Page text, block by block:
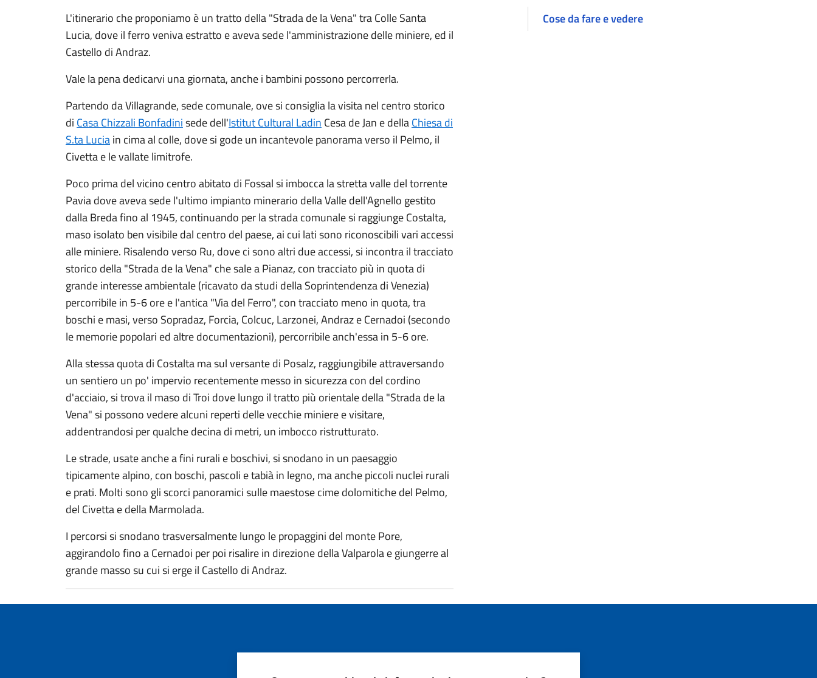
L'itinerario che proponiamo è un tratto della "Strada de la Vena" tra Colle Santa
Lucia, dove il ferro veniva estratto e aveva sede l'amministrazione delle miniere, ed il
Castello di Andraz.
Vale la pena dedicarvi una giornata, anche i bambini possono percorrerla.
Partendo da Villagrande, sede comunale, ove si consiglia la visita nel centro storico
di Casa Chizzali Bonfadinisede dell'Istitut Cultural Ladin Cesa de Jan e dellaChiesa di
S.ta Luciain cima al colle, dove si gode un incantevole panorama verso il Pelmo, il
Civetta e le vallate limitrofe.
Poco prima del vicino centro abitato di Fossal si imbocca la stretta valle del torrente
Pavia dove aveva sede l'ultimo impianto minerario della Valle dell'Agnello gestito
dalla Breda fino al 1945, continuando per la strada comunale si raggiunge Costalta,
maso isolato ben visibile dal centro del paese, ai cui lati sono riconoscibili vari accessi
alle miniere. Risalendo verso Ru, dove ci sono altri due accessi, si incontra il tracciato
storico della "Strada de la Vena" che sale a Pianaz, con tracciato più in quota di
grande interesse ambientale (ricavato da studi della Soprintendenza di Venezia)
percorribile in 5-6 ore e l'antica "Via del Ferro", con tracciato meno in quota, tra
boschi e masi, verso Sopradaz, Forcia, Colcuc, Larzonei, Andraz e Cernadoi (secondo
le memorie popolari ed altre documentazioni), percorribile anch'essa in 5-6 ore.
Alla stessa quota di Costalta ma sul versante di Posalz, raggiungibile attraversando
un sentiero un po' impervio recentemente messo in sicurezza con del cordino
d'acciaio, si trova il maso di Troi dove lungo il tratto più orientale della "Strada de la
Vena" si possono vedere alcuni reperti delle vecchie miniere e visitare,
addentrandosi per qualche decina di metri, un imbocco ristrutturato.
Le strade, usate anche a fini rurali e boschivi, si snodano in un paesaggio
tipicamente alpino, con boschi, pascoli e tabià in legno, ma anche piccoli nuclei rurali
e prati. Molti sono gli scorci panoramici sulle maestose cime dolomitiche del Pelmo,
del Civetta e della Marmolada.
I percorsi si snodano trasversalmente lungo le propaggini del monte Pore,
aggirandolo fino a Cernadoi per poi risalire in direzione della Valparola e giungerre al
grande masso su cui si erge il Castello di Andraz.
Cose da fare e vedere